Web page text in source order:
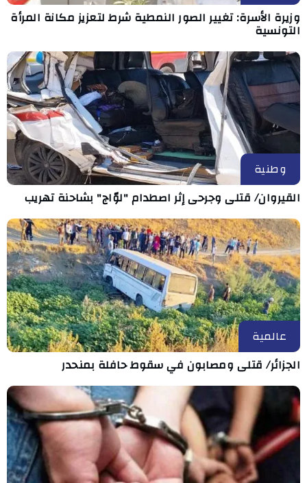
وزيرة الأسرة: تغيير الصور النمطية شرط لتعزيز مكانة المرأة
التونسية
وطنية
القيروان/ قتلى وجرحى إثر اصطدام "لوّاج" بشاحنة تهريب
عالمية
الجزائر/ قتلى ومصابون في سقوط حافلة بمنحدر